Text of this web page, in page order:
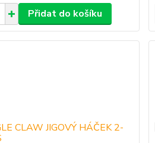
Přidat do košíku